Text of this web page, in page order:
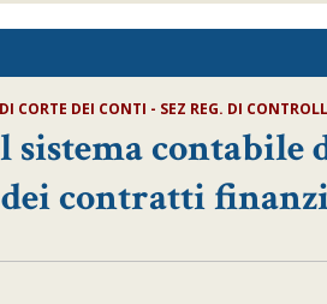
DI CORTE DEI CONTI - SEZ REG. DI
sistema contabile
contratti